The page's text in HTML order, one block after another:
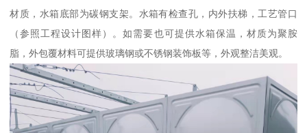
材质，水箱底部为碳钢支架。水箱有检查孔，内外扶梯，工艺管口
（参照工程设计图样）。如需要也可提供水箱保温，材质为聚胺
脂，外包覆材料可提供玻璃钢或不锈钢装饰板等，外观整洁美观。